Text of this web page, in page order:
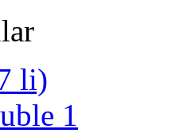
li)
1